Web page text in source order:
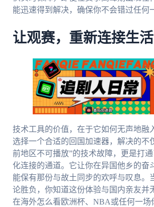
能迅速得到解决，确保你不会错过任何
让观赛，重新连接生
技术工具的价值，在于它如何无声地融
选择一个合适的回国加速器，解决的不
前地区不可播放”的技术故障，更是打
化连接的通道。它让你在异国他乡的奋
能保有那份与故土同步的欢呼与叹息。
论胜负，你知道这份体验与国内亲友并
在海外怎么看欧洲杯、NBA或任何一场